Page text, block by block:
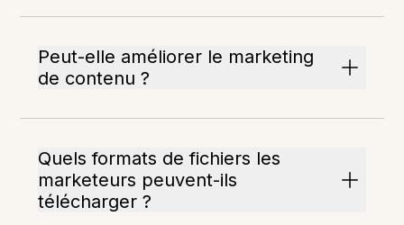
Peut-elle améliorer le marketing
de contenu ?
Quels formats de fichiers les
marketeurs peuvent-ils
télécharger ?